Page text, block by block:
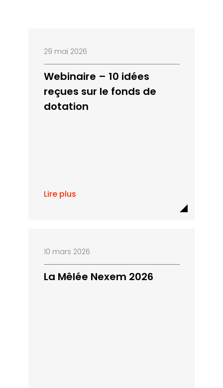
29 mai 2026
Webinaire – 10 idées
reçues sur le fonds de
dotation
Lire plus
10 mars 2026
La Mêlée Nexem 2026